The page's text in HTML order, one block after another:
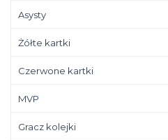
Asysty
Żółte kartki
Czerwone kartki
MVP
Gracz kolejki